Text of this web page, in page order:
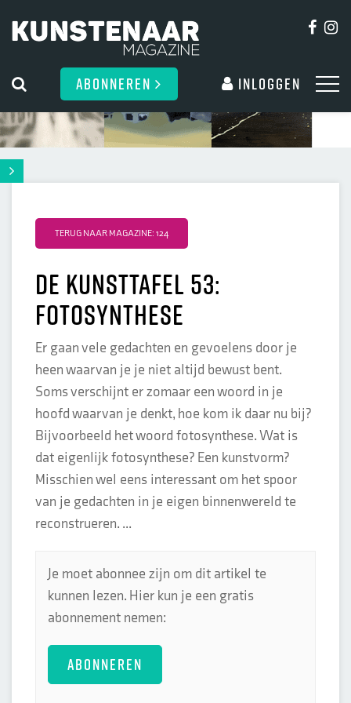
ABONNEREN Inloggen
TERUG NAAR MAGAZINE: 124
De kunsttafel 53:
Fotosynthese
Er gaan vele gedachten en gevoelens door je
heen waarvan je je niet altijd bewust bent.
Soms verschijnt er zomaar een woord in je
hoofd waarvan je denkt, hoe kom ik daar nu bij?
Bijvoorbeeld het woord fotosynthese. Wat is
dat eigenlijk fotosynthese? Een kunstvorm?
Misschien wel eens interessant om het spoor
van je gedachten in je eigen binnenwereld te
reconstrueren. ...
Je moet abonnee zijn om dit artikel te
kunnen lezen. Hier kun je een gratis
abonnement nemen:
ABONNEREN